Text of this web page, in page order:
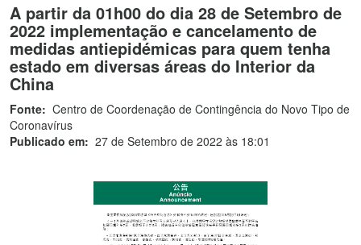
A partir da 01h00 do dia 28 de Setembro de
2022 implementação e cancelamento de
medidas antiepidémicas para quem tenha
estado em diversas áreas do Interior da
China
Fonte: Centro de Coordenação de Contingência do Novo Tipo de
Coronavírus
Publicado em: 27 de Setembro de 2022 às 18:01